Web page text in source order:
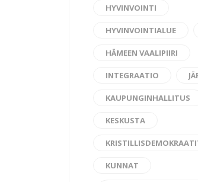
HYVINVOINTI
HYVINVOINTIALUE
HÄMEEN VAALIPIIRI
INTEGRAATIO
KAUPUNGINHALLITUS
KESKUSTA
KUNNAT